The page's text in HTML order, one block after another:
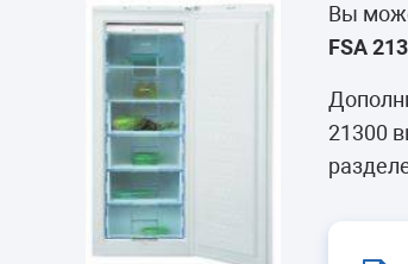
Вы
FSA
21300